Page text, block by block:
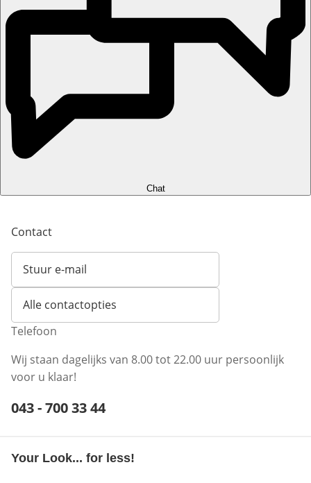
Chat
Contact
Stuur e-mail
Opent e-mailclient
Alle contactopties
Telefoon
Wij staan dagelijks van 8.00 tot 22.00 uur persoonlijk
voor u klaar!
Telefoonnummer:
043 - 700 33 44
Your Look... for less!